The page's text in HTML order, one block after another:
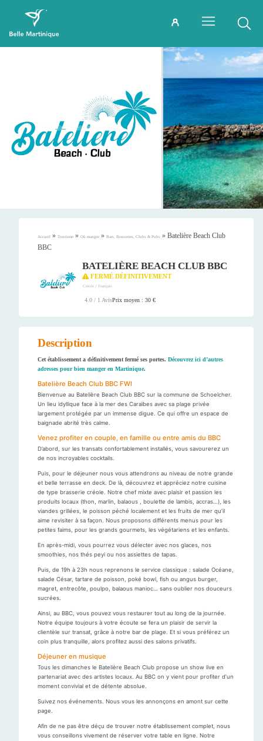
Accueil » Tourisme » Où manger » Bars, Brasseries, Clubs & Pubs » Batelière Beach Club
BBC
BATELIÈRE BEACH CLUB BBC
FERMÉ DÉFINITIVEMENT
Créole / Français
4.0 / 1 AvisPrix moyen : 30 €
Description
Cet établissement a définitivement fermé ses portes. Découvrez ici d’autres
adresses pour bien manger en Martinique.
Batelière Beach Club BBC FWI
Bienvenue au Batelière Beach Club BBC sur la commune de Schoelcher.
Un lieu idyllique face à la mer des Caraïbes avec sa plage privée
largement protégée par un immense digue. Ce qui offre un espace de
baignade abrité très calme.
Venez profiter en couple, en famille ou entre amis du BBC
D’abord, sur les transats confortablement installés, vous savourerez un
de nos incroyables cocktails.
Puis, pour le déjeuner nous vous attendrons au niveau de notre grande
et belle terrasse en deck. De là, découvrez et appréciez notre cuisine
de type brasserie créole. Notre chef mixte avec plaisir et passion les
produits locaux (thon, marlin, balaous , boulette de lambis, accras…), les
viandes grillées, le poisson péché localement et les fruits de mer qu’il
aime revisiter à sa façon. Nous proposons différents menus pour les
petites faims, pour les grands gourmets, les végétariens et les enfants.
En après-midi, vous pourrez vous délecter avec nos glaces, nos
smoothies, nos thés peyi ou nos assiettes de tapas.
Puis, de 19h à 23h nous reprenons le service classique : salade Océane,
salade César, tartare de poisson, poké bowl, fish ou angus burger,
magret, entrecôte, poulpo, balaous manioc… sans oublier nos douceurs
sucrées.
Ainsi, au BBC, vous pouvez vous restaurer tout au long de la journée.
Notre équipe toujours à votre écoute se fera un plaisir de servir la
clientèle sur transat, grâce à notre bar de plage. Et si vous préférez un
coin plus tranquille, alors profitez aussi des salons privatifs.
Déjeuner en musique
Tous les dimanches le Batelière Beach Club propose un show live en
partenariat avec des artistes locaux. Au BBC on y vient pour profiter d’un
moment convivial et de détente absolue.
Suivez nos événements. Nous vous les annonçons en amont sur cette
page.
Afin de ne pas être déçu de trouver notre établissement complet, nous
vous conseillons vivement de réserver votre table en ligne. Notre